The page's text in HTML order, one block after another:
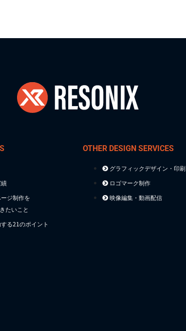
ジ制作を
たいこと
る21のポイント
OTHER DESIGN SERVICES
グラフィックデザイン・印刷
ロゴマーク制作
映像編集・動画配信